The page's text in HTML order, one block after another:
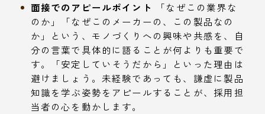
面接でのアピールポイント
「なぜこの業界な
のか」「なぜこのメーカーの、この製品なの
か」という、モノづくりへの興味や共感を、自
分の言葉で具体的に語ることが何よりも重要で
す。「安定していそうだから」といった理由は
避けましょう。未経験であっても、謙虚に製品
知識を学ぶ姿勢をアピールすることが、採用担
当者の心を動かします。